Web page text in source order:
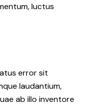
luctus
error sit
laudantium,
ab illo inventore